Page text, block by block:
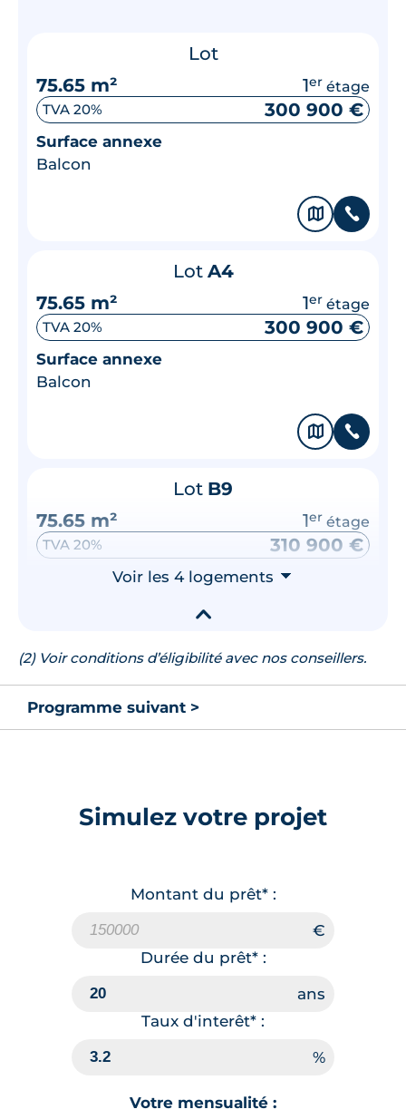
Lot
75.65 m²
1er étage
TVA 20% 300 900 €
Surface annexe
Balcon
🗞 📞
Lot A4
75.65 m²
1er étage
TVA 20% 300 900 €
Surface annexe
Balcon
🗞 📞
Lot B9
75.65 m²
1er étage
TVA 20% 310 900 €
Surface annexe
📞
Lot
75.65 m²
1er
Terrasse
Voir les 4 logements ⮟
▾
(2) Voir conditions d’éligibilité avec nos conseillers.
Programme suivant >
Simulez votre projet
Montant du prêt* :
Durée du prêt* :
Taux d'interêt* :
Votre mensualité :